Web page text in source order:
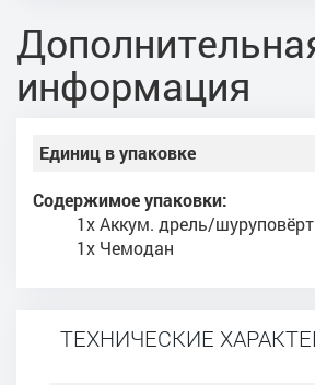
информация
Единиц в упаковке
Содержимое упаковки:
1x Аккум. дрель/шуруповёрт
1x Чемодан
ТЕХНИЧЕСКИЕ